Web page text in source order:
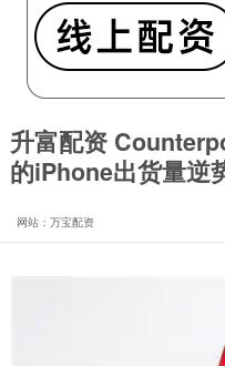
升富配资
的iPhone出货量逆
网站：万宝配资